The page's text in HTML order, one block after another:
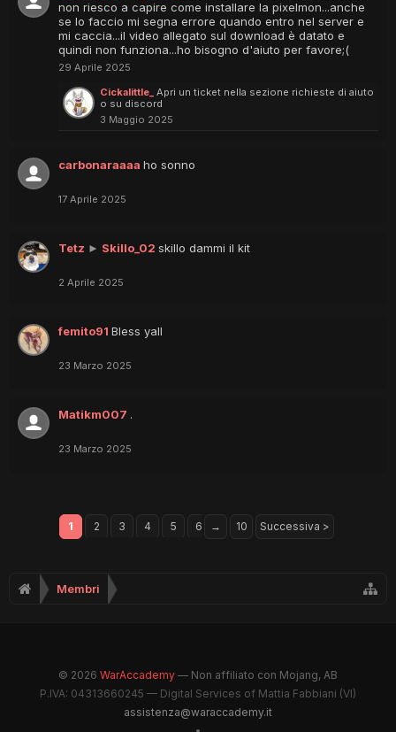
non riesco a capire come installare la pixelmon...anche
se lo faccio mi segna errore quando entro nel server e
mi caccia...il video allegato sul download è datato e
quindi non funziona...ho bisogno d'aiuto per favore;(
29 Aprile 2025
Cickalittle_ Apri un ticket nella sezione richieste di aiuto
o su discord
3 Maggio 2025
carbonaraaaa ho sonno
17 Aprile 2025
Tetz ► Skillo_02 skillo dammi il kit
2 Aprile 2025
femito91 Bless yall
23 Marzo 2025
Matikm007 .
23 Marzo 2025
1 2 3 4 5 6 → 10 Successiva >
Membri
© 2026 WarAccademy — Non affiliato con Mojang, AB
P.IVA: 04313660245 — Digital Services of Mattia Fabbiani (VI)
assistenza@waraccademy.it